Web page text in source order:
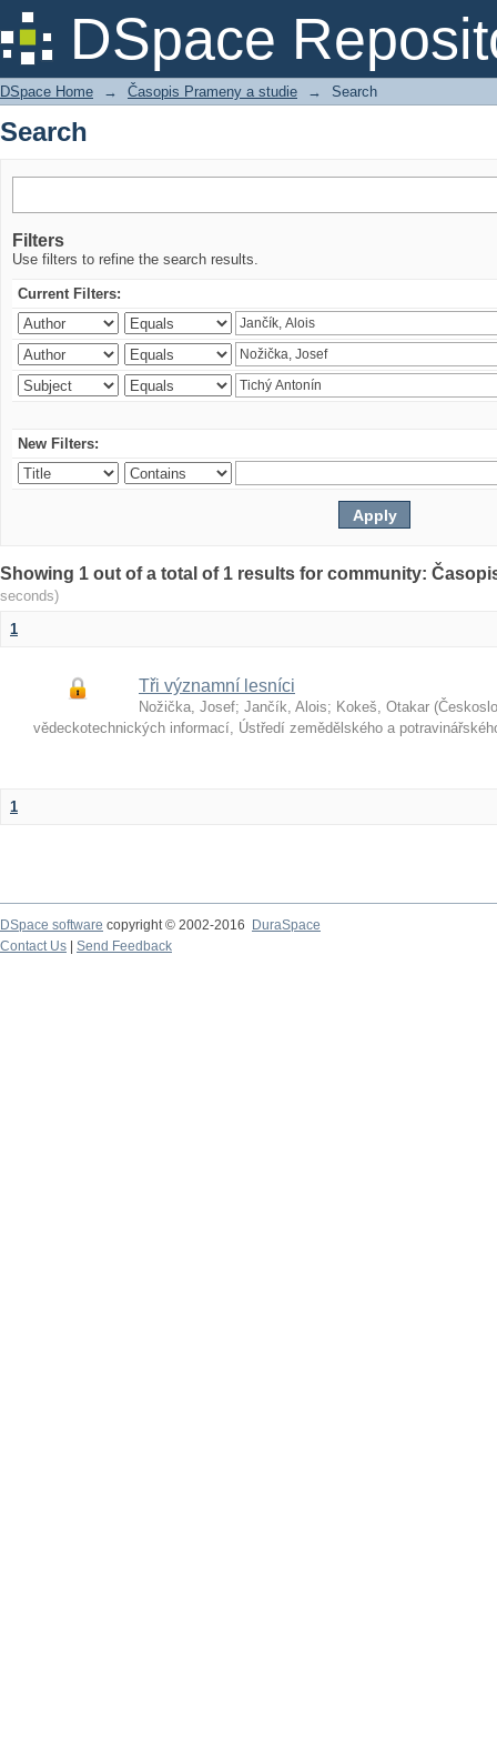
DSpace
Search
DSpace Home → Časopis Prameny a studie → Search
Search
Filters
Use filters to refine the search results.
Current Filters:
New Filters:
Showing 1 out of a total of 1 results for community:
seconds)
1
Tři významní lesníci
Nožička, Josef; Jančík, Alois; Kokeš, Otakar (
vědeckotechnických informací, Ústředí zemědělského a
1
DSpace software copyright © 2002-2016
DuraSpace
Contact Us
Send Feedback